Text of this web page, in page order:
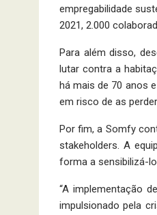
empregabilidade
2021, 2.000
Para além disso,
lutar contra a
há mais de 70 anos
em risco de as
Por fim, a Somfy
stakeholders. A
forma a sensibilizá-
“A implementação
impulsionado pela